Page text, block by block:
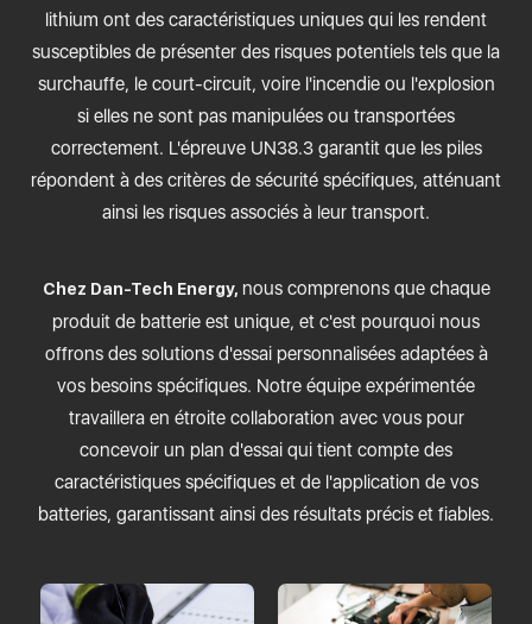
lithium ont des caractéristiques uniques qui les rendent
susceptibles de présenter des risques potentiels tels que la
surchauffe, le court-circuit, voire l'incendie ou l'explosion
si elles ne sont pas manipulées ou transportées
correctement. L'épreuve UN38.3 garantit que les piles
répondent à des critères de sécurité spécifiques, atténuant
ainsi les risques associés à leur transport.
Chez Dan-Tech Energy, nous comprenons que chaque
produit de batterie est unique, et c'est pourquoi nous
offrons des solutions d'essai personnalisées adaptées à
vos besoins spécifiques. Notre équipe expérimentée
travaillera en étroite collaboration avec vous pour
concevoir un plan d'essai qui tient compte des
caractéristiques spécifiques et de l'application de vos
batteries, garantissant ainsi des résultats précis et fiables.